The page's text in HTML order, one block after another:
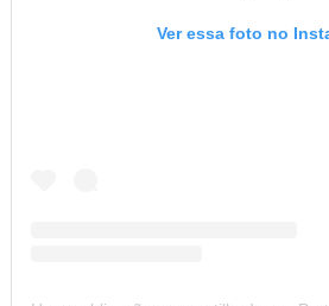
Ver essa foto no